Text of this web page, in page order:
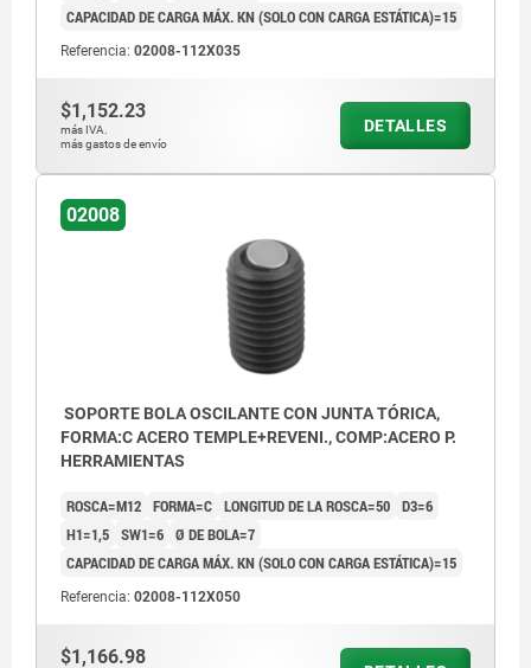
CAPACIDAD DE CARGA MÁX. KN (SOLO CON CARGA ESTÁTICA)=15
Referencia: 02008-112X035
$1,152.23
más IVA.
más gastos de envío
DETALLES
02008
SOPORTE BOLA OSCILANTE CON JUNTA TÓRICA,
FORMA:C ACERO TEMPLE+REVENI., COMP:ACERO P.
HERRAMIENTAS
ROSCA=M12 FORMA=C LONGITUD DE LA ROSCA=50 D3=6
H1=1,5 SW1=6 Ø DE BOLA=7
CAPACIDAD DE CARGA MÁX. KN (SOLO CON CARGA ESTÁTICA)=15
Referencia: 02008-112X050
$1,166.98